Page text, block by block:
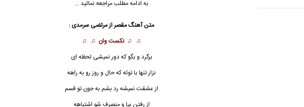
به ادامه مطلب مراجعه نمائید …
متن آهنگ مقصر ازمرتضی سرمدی:
♫ ♫ نکست وان ♫ ♫
برگرد و بگو که دور نمیشی لحظه ای
نزار تنها با توئه که حال و روز رو به راهه
از عشقت نمیشه رد بشم به جون تو قسم
از رفتن بیا و منصرف شو اشتباهه